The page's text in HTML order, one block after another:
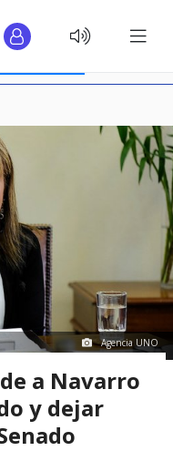
Agencia UNO
a Navarro
y dejar